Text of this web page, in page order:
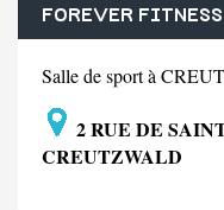
FOREVER
Salle de sport à
2 RUE DE
CREUTZWALD